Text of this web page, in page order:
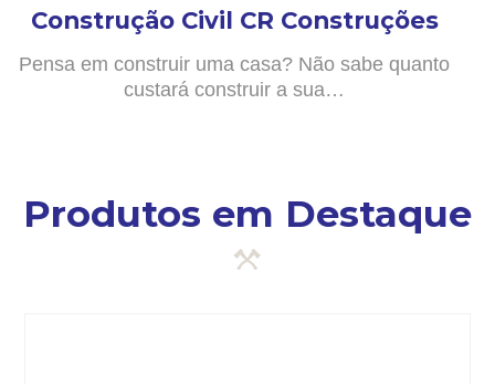
Construção Civil CR Construções
Pensa em construir uma casa? Não sabe quanto
custará construir a sua…
Produtos em Destaque